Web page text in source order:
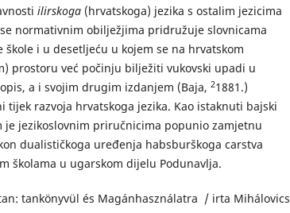
ilirskoga (hrvatskoga) jezika s ostalim jezicima
normativnim obilježjima pridružuje slovnicama
škole i u desetljeću u kojem se na hrvatskom
prostoru već počinju bilježiti vukovski upadi u
a i svojim drugim izdanjem (Baja, 21881.)
tijek razvoja hrvatskoga jezika. Kao istaknuti bajski
je jezikoslovnim priručnicima popunio zamjetnu
dualističkoga uređenja habsburškoga carstva
školama u ugarskom dijelu Podunavlja.
tankönyvül és Magánhasználatra / irta Mihálovics